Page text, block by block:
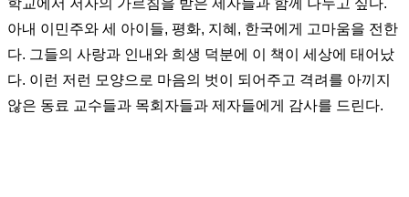
학교에서 저자의 가르침을 받은 제자들과 함께 나누고 싶다.
아내 이민주와 세 아이들, 평화, 지혜 , 한국에게 고마움을 전한
다. 그들의 사랑과 인내와 희생 덕분에 이 책이 세상에 태어났
다. 이런 저런 모양으로 마음의 벗이 되어주고 격려를 아끼지
않은 동료 교수들과 목회자들과 제자들에게 감사를 드린다.